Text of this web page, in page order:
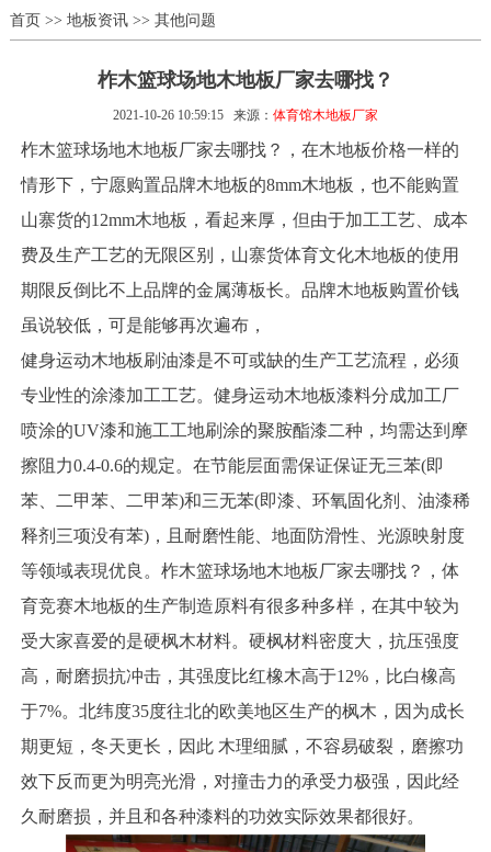
首页>> 地板资讯>> 其他问题
柞木篮球场地木地板厂家去哪找？
2021-10-26 10:59:15 来源： 体育馆木地板厂家
柞木篮球场地木地板厂家去哪找？，在木地板价格一样的
情形下，宁愿购置品牌木地板的8mm木地板，也不能购置
山寨货的12mm木地板，看起来厚，但由于加工工艺、成本
费及生产工艺的无限区别，山寨货体育文化木地板的使用
期限反倒比不上品牌的金属薄板长。品牌木地板购置价钱
虽说较低，可是能够再次遍布，
健身运动木地板刷油漆是不可或缺的生产工艺流程，必须
专业性的涂漆加工工艺。健身运动木地板漆料分成加工厂
喷涂的UV漆和施工工地刷涂的聚胺酯漆二种，均需达到摩
擦阻力0.4-0.6的规定。在节能层面需保证保证无三苯(即
苯、二甲苯、二甲苯)和三无苯(即漆、环氧固化剂、油漆稀
释剂三项没有苯)，且耐磨性能、地面防滑性、光源映射度
等领域表現优良。柞木篮球场地木地板厂家去哪找？，体
育竞赛木地板的生产制造原料有很多种多样，在其中较为
受大家喜爱的是硬枫木材料。硬枫材料密度大，抗压强度
高，耐磨损抗冲击，其强度比红橡木高于12%，比白橡高
于7%。北纬度35度往北的欧美地区生产的枫木，因为成长
期更短，冬天更长，因此 木理细腻，不容易破裂，磨擦功
效下反而更为明亮光滑，对撞击力的承受力极强，因此经
久耐磨损，并且和各种漆料的功效实际效果都很好。